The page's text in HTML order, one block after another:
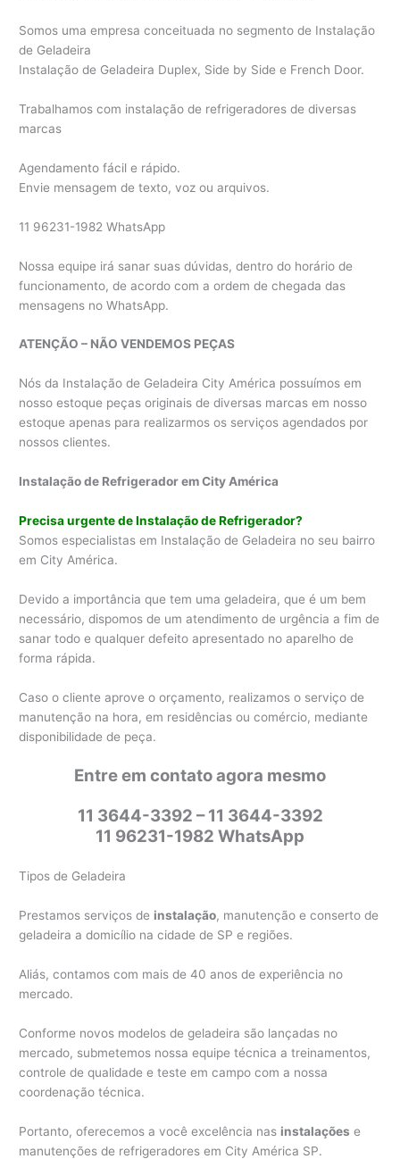
Somos uma empresa conceituada no segmento de Instalação
de Geladeira
Instalação de Geladeira Duplex, Side by Side e French Door.
Trabalhamos com instalação de refrigeradores de diversas
marcas
Agendamento fácil e rápido.
Envie mensagem de texto, voz ou arquivos.
11 96231-1982 WhatsApp
Nossa equipe irá sanar suas dúvidas, dentro do horário de
funcionamento, de acordo com a ordem de chegada das
mensagens no WhatsApp.
ATENÇÃO – NÃO VENDEMOS PEÇAS
Nós da Instalação de Geladeira City América possuímos em
nosso estoque peças originais de diversas marcas em nosso
estoque apenas para realizarmos os serviços agendados por
nossos clientes.
Instalação de Refrigerador em City América
Precisa urgente de Instalação de Refrigerador?
Somos especialistas em Instalação de Geladeira no seu bairro
em City América.
Devido a importância que tem uma geladeira, que é um bem
necessário, dispomos de um atendimento de urgência a fim de
sanar todo e qualquer defeito apresentado no aparelho de
forma rápida.
Caso o cliente aprove o orçamento, realizamos o serviço de
manutenção na hora, em residências ou comércio, mediante
disponibilidade de peça.
Entre em contato agora mesmo
11 3644-3392 – 11 3644-3392
11 96231-1982 WhatsApp
Tipos de Geladeira
Prestamos serviços de instalação, manutenção e conserto de
geladeira a domicílio na cidade de SP e regiões.
Aliás, contamos com mais de 40 anos de experiência no
mercado.
Conforme novos modelos de geladeira são lançadas no
mercado, submetemos nossa equipe técnica a treinamentos,
controle de qualidade e teste em campo com a nossa
coordenação técnica.
Portanto, oferecemos a você excelência nas instalações e
manutenções de refrigeradores em City América SP.